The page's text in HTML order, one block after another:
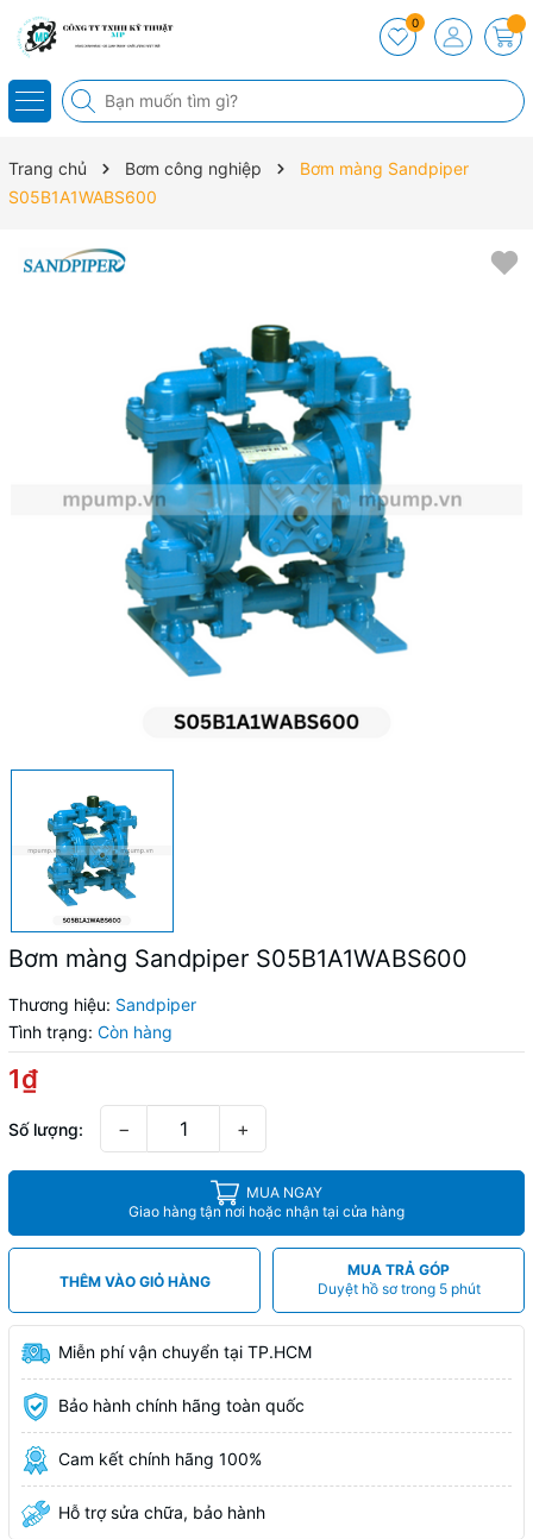
0
Trang chủ Bơm công nghiệp
Bơm màng Sandpiper
S05B1A1WABS600
Bơm màng Sandpiper S05B1A1WABS600
Thương hiệu: Sandpiper
Tình trạng: Còn hàng
1₫
Số lượng: − +
MUA NGAY
Giao hàng tận nơi hoặc nhận tại cửa hàng
THÊM VÀO GIỎ HÀNG
MUA TRẢ GÓP
Duyệt hồ sơ trong 5 phút
Miễn phí vận chuyển tại TP.HCM
Bảo hành chính hãng toàn quốc
Cam kết chính hãng 100%
Hỗ trợ sửa chữa, bảo hành